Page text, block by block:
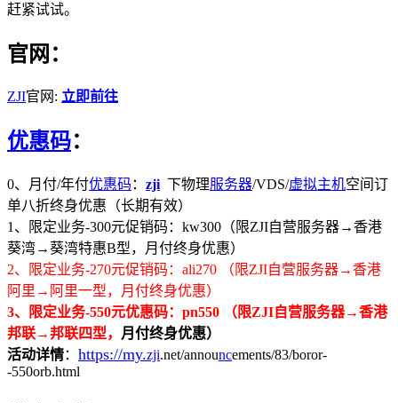
赶紧试试。
官网：
ZJI官网: 立即前往
优惠码：
0、月付/年付优惠码 ： zji 下物理服务器/VDS/虚拟主机空间订
单八折终身优惠（长期有效）
1、限定业务-300元促销码：kw300（限ZJI自营服务器→香港
葵湾→葵湾特惠B型，月付终身优惠）
2、限定业务-270元促销码：ali270 （限ZJI自营服务器→香港
阿里→阿里一型，月付终身优惠）
3、限定业务-550元优惠码：pn550 （限ZJI自营服务器→香港
邦联→邦联四型，
月付终身优惠）
活动详情： https://my.zji.net/announcements/83/boror-
-550orb.html